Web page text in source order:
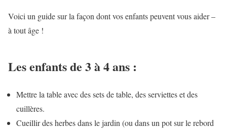
Voici un guide sur la façon dont vos enfants peuvent vous aider –
à tout âge !
Les enfants de 3 à 4 ans :
Mettre la table avec des sets de table, des serviettes et des
cuillères.
Cueillir des herbes dans le jardin (ou dans un pot sur le rebord